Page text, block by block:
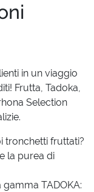
in un viaggio
Frutta, Tadoka,
Selection
tronchetti fruttati?
la purea di
TADOKA: